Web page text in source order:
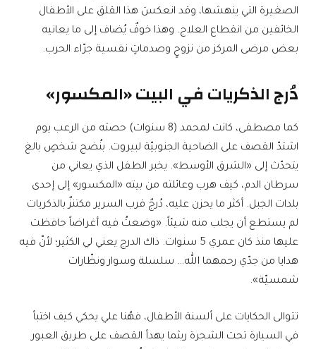
الصغيرة التي ينهشها، وقد انعكسَ هذا القلق على الأطفال
الخائفين من انقطاع العلاج. وهذا خوفٌ يُضاف إلى ما يعانيه
بعض مرضى المركز من نزوحٍ وصدماتٍ نفسية جرّاء الحرب.
دُرج الذكريات في البيت «المكسور»
كما مصطفى، كانت لمحمد (8 سنوات) حصته من الرعب يوم
اشتدّ القصف على الضاحية الجنوبيّة لبيروت. بنُضج شخصٍ بالغ
يتحدّث إلى «الشرق الأوسط». يخبر الطفل الذي يعاني من
سرطان الدم، كيف هرب وعائلته من بيته «المكسور» إلى إحدى
بلدات الجبل. أكثر ما يحزن عليه، دُرجٌ قرب السرير مكتنزٌ بالذكريات
لم يستطع أن يجلب منه شيئاً. «وضعتُ فيه أغراضاً حافظت
عليها منذ كان عمري 5 سنوات. ذاك الدرج يعني لي الكثير؛ لأنّ فيه
هدايا من جدّي رحمهما الله… سلسلة وسوار ونظّارات
شمسيّة».
تتوالى الحكايات على ألسنة الأطفال، فهُنا علي يحكي كيف اختبأ
في السيارة تحت الشجرة ريثما يهدأ القصف على طريق العبور